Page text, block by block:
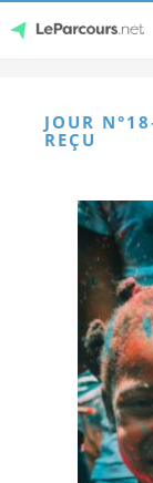
content
JOUR
REÇU